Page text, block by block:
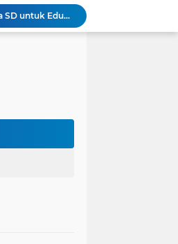
Wali Kota Pariaman Salurkan Bantuan bagi Korban Pohon Tumbang, Rumah Rusak Berat Akan Dibedah
Wali Kota Pariaman Ajukan Rancangan KUA-PPAS APBD 2027, Pendapatan Diproyeksikan Rp626,1 Miliar
Wali Kota Pariaman Hadiri Penguatan Relawan Pancasila, Tekankan Implementasi Nilai Pancasila dalam Pelayanan Publik